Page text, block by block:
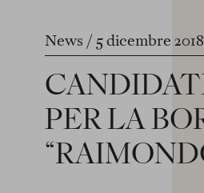
ORARI E TARIFFE
MODALITÀ DI ACCESSO
GRUPPI SCOLASTICI
ACCESSIBILITÀ
News 5 dicembre 2018
PERLA